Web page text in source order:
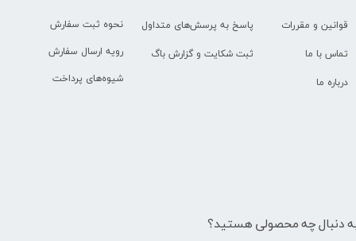
نحوه ثبت سفارش
رویه ارسال سفارش
شیوه‌های پرداخت
پاسخ به پرسش‌های متداول
ثبت شکایت و گزارش باگ
قوانین و مقررات
تماس با ما
درباره ما
دنبال چه محصولی هستید؟